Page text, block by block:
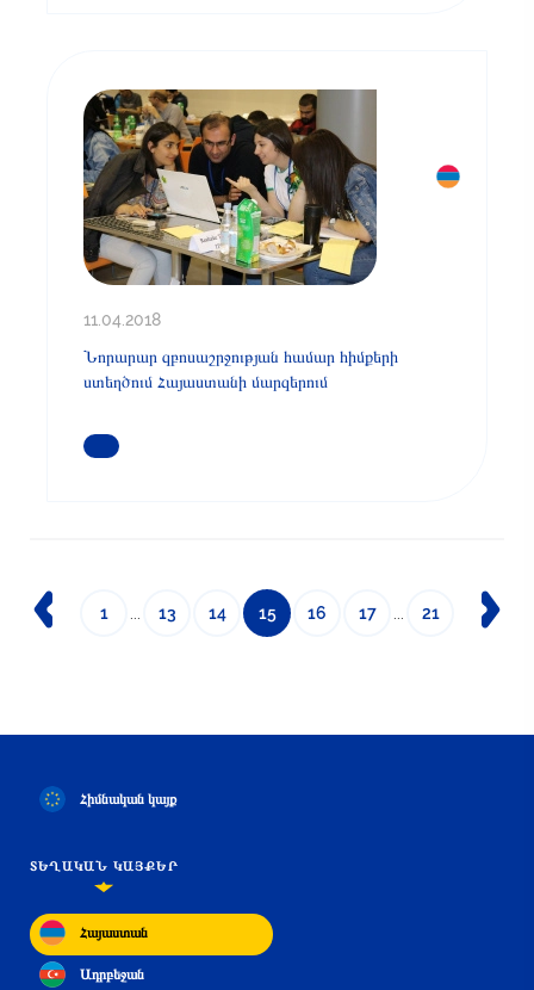
11.04.2018
Նորարար զբոսաշրջության համար հիմքերի
ստեղծում Հայաստանի մարզերում
ԿԱՐԴԱՑԵՔ ԱՎԵԼԻՆ
1 13 14 15 16 17 21
Հիմնական կայք
ՏԵՂԱԿԱՆ ԿԱՅՔԵՐ
Հայաստան
Ադրբեջան